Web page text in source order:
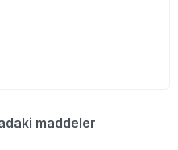
maddeler